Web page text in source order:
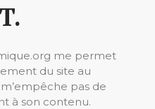
me permet
du site au
pas de
à son contenu.